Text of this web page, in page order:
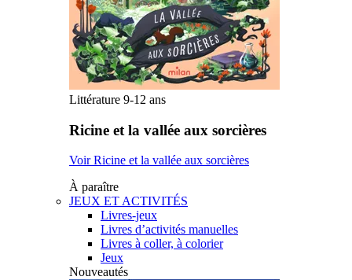
Littérature 9-12 ans
Ricine et la vallée aux sorcières
Voir Ricine et la vallée aux sorcières
À paraître
JEUX ET ACTIVITÉS
Livres-jeux
Livres d’activités manuelles
Livres à coller, à colorier
Jeux
Nouveautés